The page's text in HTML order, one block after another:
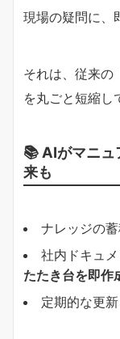
現場の疑問に、
それは、従来
を丸ごと短縮し
📚 AIがマニュ
来も
ナレッジの
社内ドキュメ
たたき台を即作
定期的な更